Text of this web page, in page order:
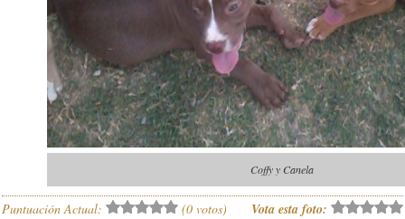
Coffy y Canela
Puntuación Actual: (0 votos) Vota esta foto: